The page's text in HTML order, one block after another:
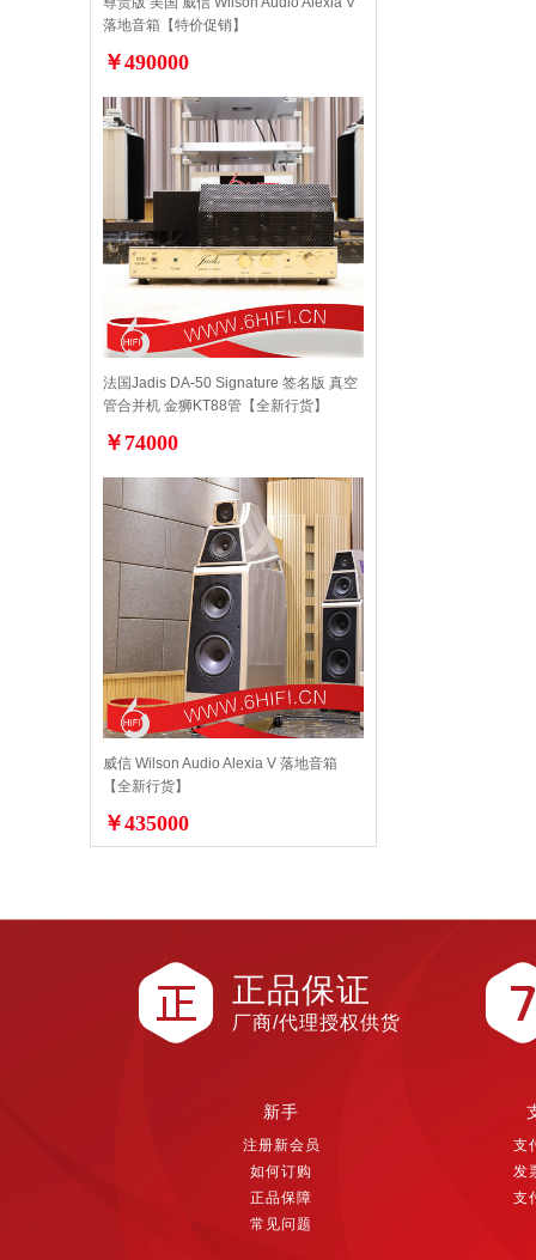
落地音箱【特价促销】
￥490000
法国Jadis DA-50 Signature 签名版 真空
管合并机 金狮KT88管【全新行货】
￥74000
威信 Wilson Audio Alexia V 落地音箱
【全新行货】
￥435000
正品保证
厂商/代理授权供货
新手
注册新会员
如何订购
正品保障
常见问题
支
发
支